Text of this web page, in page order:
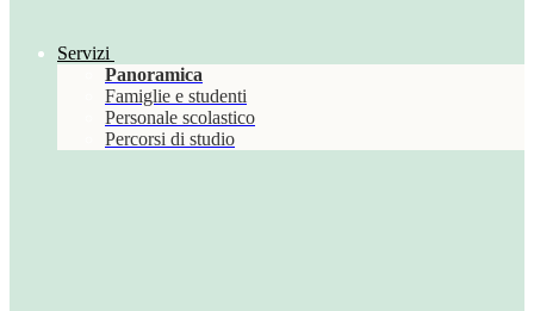
Servizi
Panoramica
Famiglie e studenti
Personale scolastico
Percorsi di studio